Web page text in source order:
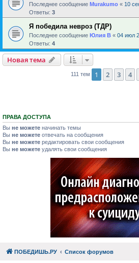
Последнее сообщение Murakumo « 10
Ответы: 3
Я победила невроз (ТДР)
Последнее сообщение Юлия В « 04 июл
Ответы: 4
Новая тема
111 тем 1 2 3 4
ПРАВА ДОСТУПА
Вы не можете начинать темы
Вы не можете отвечать на сообщения
Вы не можете редактировать свои сообщения
Вы не можете удалять свои сообщения
ПОБЕДИШЬ.РУ Список форумов